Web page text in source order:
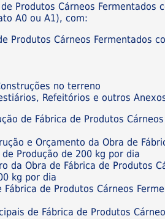
Produtos Cárneos Fermentados
A0 ou A1), com:
Produtos Cárneos Fermentados
no terreno
Refeitórios e outros
de Fábrica de Produtos
e Orçamento da Obra de
Produção de 200 kg por dia
da Obra de Fábrica de Produtos
kg por dia
de Produtos Cárneos
de Fábrica de Produtos